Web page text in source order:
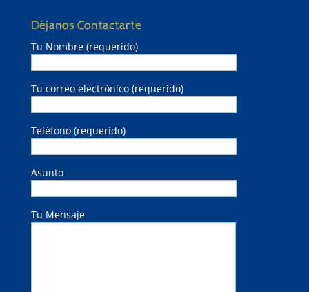
Déjanos Contactarte
Tu Nombre (requerido)
Tu correo electrónico (requerido)
Teléfono (requerido)
Asunto
Tu Mensaje